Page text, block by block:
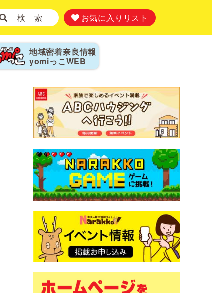
検 索 お気に入りリスト
地域密着奈良情報
yomiっこ WEB